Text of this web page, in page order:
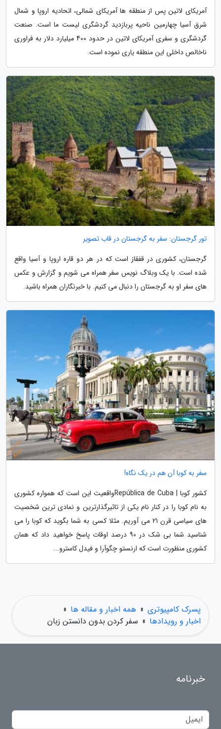
آمریکای لاتین پس از منطقه ها آمریکای شمالی، اتحادیه اروپا و شمال
شرق آسیا چهارمین ناحیه پربازدید گردشگری لیست ما است. صنعت
گردشگری و سفری آمریکای لاتین در حدود 400 میلیارد دلار به فراوری
ناخالص داخلی این منطقه یاری نموده است.
تور گرجستان: سفر به گرجستان در قاب تصویر
گرجستان، کشوری در قفقاز است که در هر دو قاره اروپا و آسیا واقع
شده است. با یک وبلاگ نویس سفر همراه می شویم و گزارش و عکس
های سفر او به گرجستان را دنبال می کنیم. با خبرنگاران همراه باشید.
سفر به کوبا آن هم در یک نگاه!
کشور کوبا | República de Cubaواقعیت این است که همواره کشوری
به نام کوبا را در کنار نام یکی از تاثیرگذارترین و نمادی ترین شخصیت
های سیاسی قرن 21 می آوریم. مثلا کسی به شما بگوید که کوبا را می
شناسید شما بی شک در 90 درصد اوقات پاسخ خواهید داد که همان
کشوری منظورت است که ارنستو چگوآرا و فیدل کاسترو...
پسرک کامپیوتری » همه اخبار و مقاله ها »
اخبار و رویدادها » سفر کردن بدون دانستن زبان
خبرنامه